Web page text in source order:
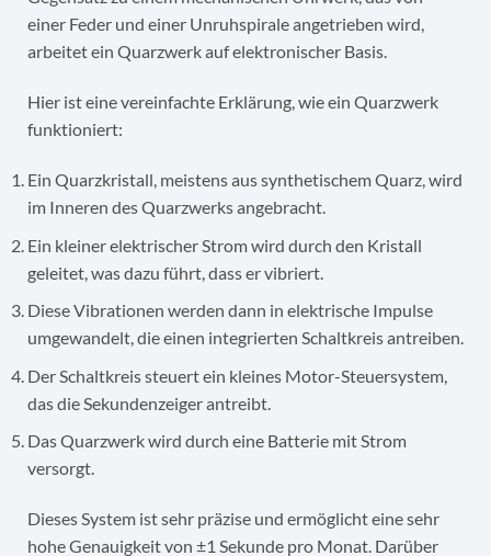
einer Feder und einer Unruhspirale angetrieben wird,
arbeitet ein Quarzwerk auf elektronischer Basis.
Hier ist eine vereinfachte Erklärung, wie ein Quarzwerk
funktioniert:
Ein Quarzkristall, meistens aus synthetischem Quarz, wird
im Inneren des Quarzwerks angebracht.
Ein kleiner elektrischer Strom wird durch den Kristall
geleitet, was dazu führt, dass er vibriert.
Diese Vibrationen werden dann in elektrische Impulse
umgewandelt, die einen integrierten Schaltkreis antreiben.
Der Schaltkreis steuert ein kleines Motor-Steuersystem,
das die Sekundenzeiger antreibt.
Das Quarzwerk wird durch eine Batterie mit Strom
versorgt.
Dieses System ist sehr präzise und ermöglicht eine sehr
hohe Genauigkeit von ±1 Sekunde pro Monat. Darüber